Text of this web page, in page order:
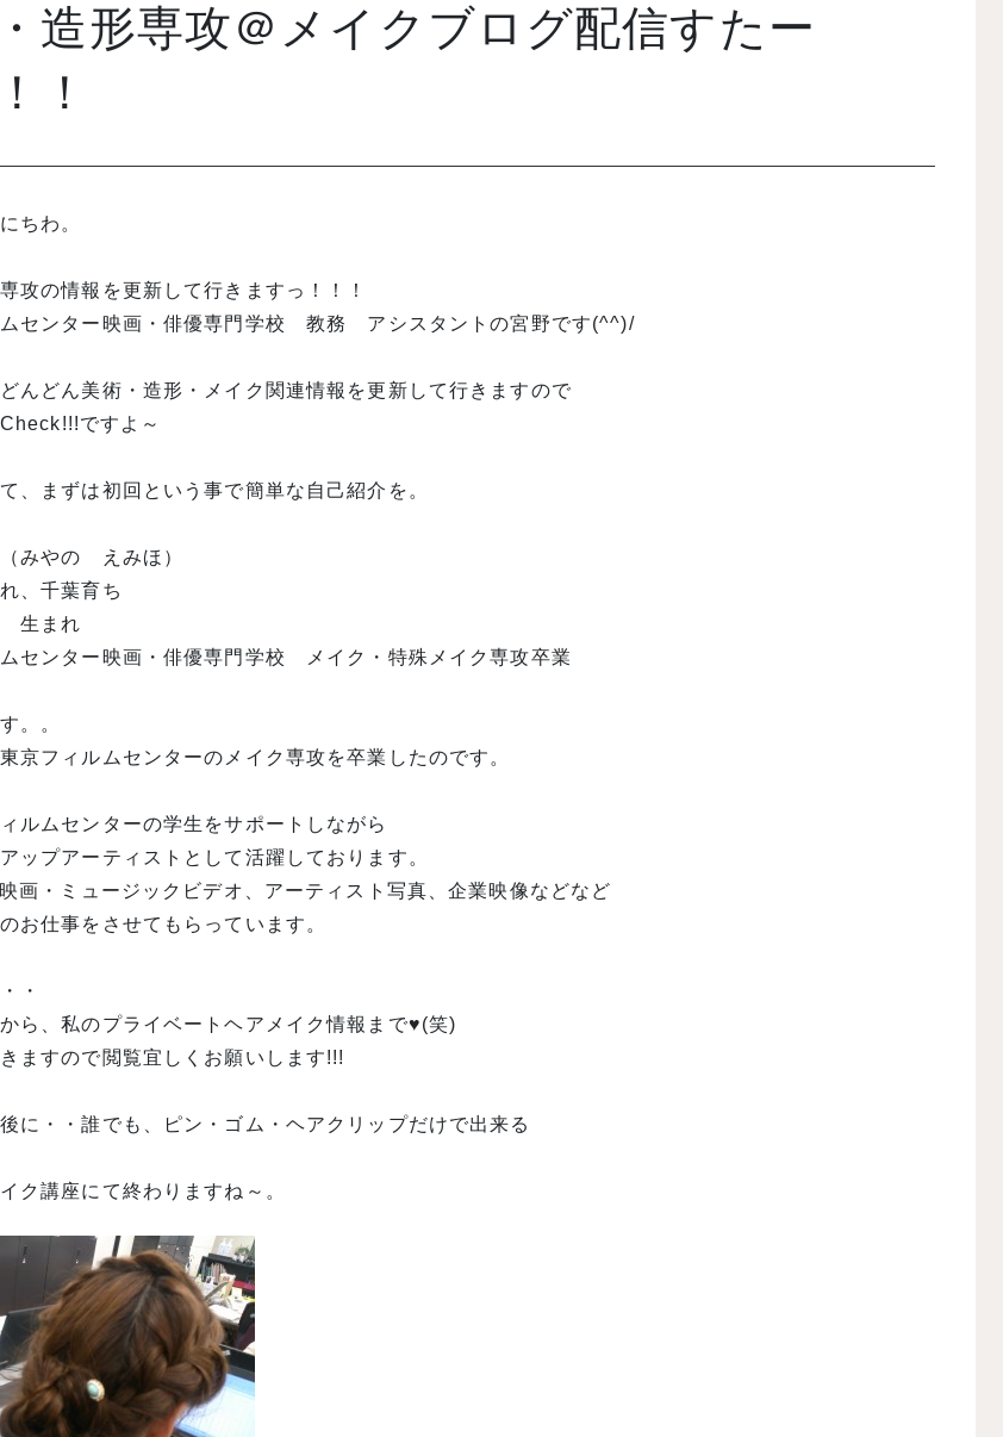
造形専攻＠メイクブログ配信すたー
！
ちわ。
攻の情報を更新して行きますっ！！！
センター映画・俳優専門学校 教務 アシスタントの宮野です(^^)/
んどん美術・造形・メイク関連情報を更新して行きますので
ですよ～
、まずは初回という事で簡単な自己紹介を。
みやの えみほ）
、千葉育ち
生まれ
センター映画・俳優専門学校 メイク・特殊メイク専攻卒業
。。
京フィルムセンターのメイク専攻を卒業したのです。
ルムセンターの学生をサポートしながら
ップアーティストとして活躍しております。
画・ミュージックビデオ、アーティスト写真、企業映像などなど
お仕事をさせてもらっています。
・
ら、私のプライベートヘアメイク情報まで♥(笑)
ますので閲覧宜しくお願いします!!!
に・・誰でも、ピン・ゴム・ヘアクリップだけで出来る
ク講座にて終わりますね～。